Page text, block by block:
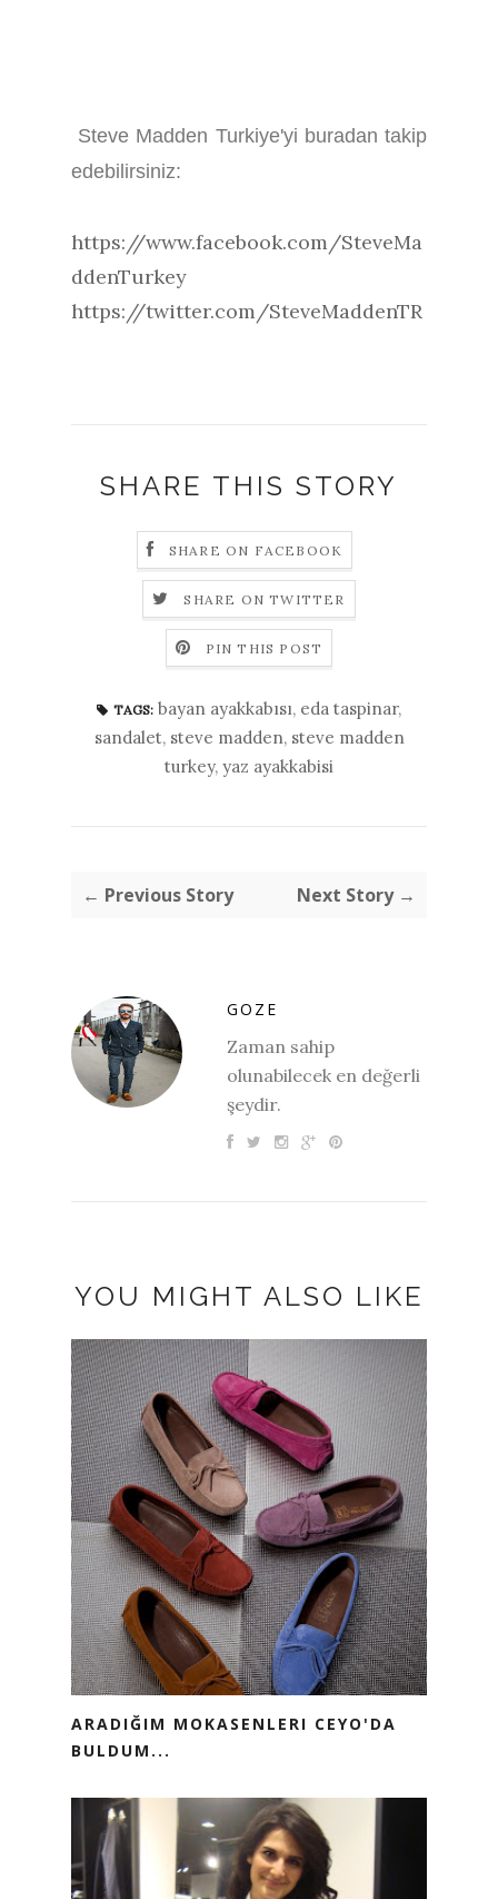
Steve Madden Turkiye'yi buradan takip
edebilirsiniz:
https://www.facebook.com/SteveMa
ddenTurkey
https://twitter.com/SteveMaddenTR
SHARE THIS STORY
SHARE ON FACEBOOK
SHARE ON TWITTER
PIN THIS POST
TAGS: bayan ayakkabısı, eda taspinar,
sandalet, steve madden, steve madden
turkey, yaz ayakkabisi
← Previous Story Next Story →
GOZE
Zaman sahip
olunabilecek en değerli
şeydir.
YOU MIGHT ALSO LIKE
ARADIĞIM MOKASENLERI CEYO'DA
BULDUM...